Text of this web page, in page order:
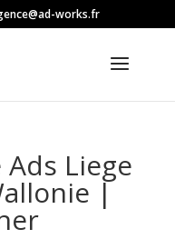
works.fr
Liege
|